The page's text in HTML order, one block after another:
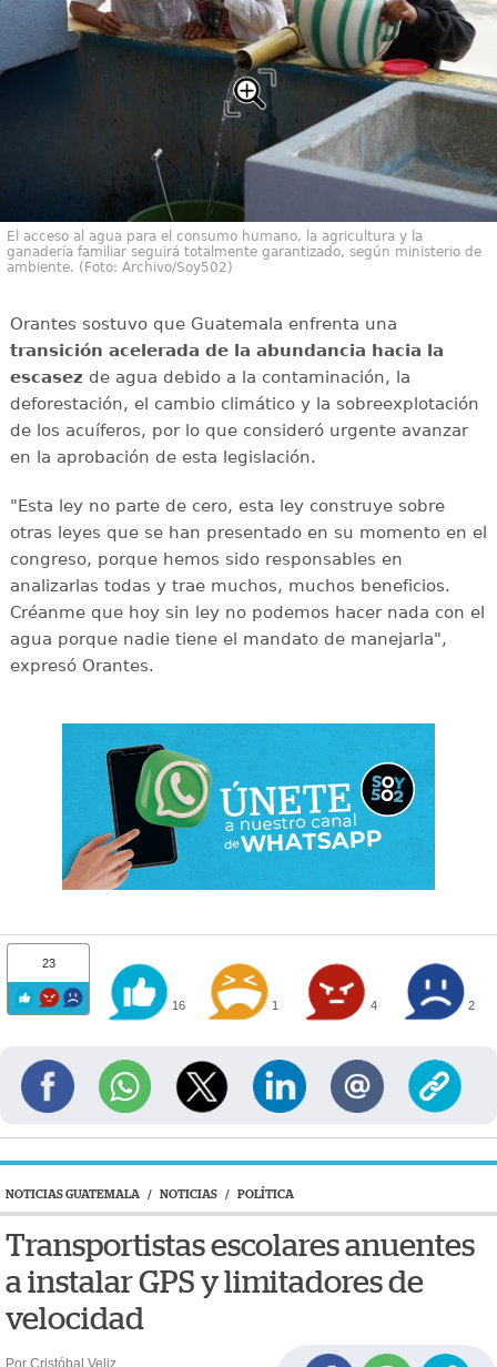
El acceso al agua para el consumo humano, la agricultura y la
ganadería familiar seguirá totalmente garantizado, según ministerio de
ambiente. (Foto: Archivo/Soy502)
Orantes sostuvo que Guatemala enfrenta una
transición acelerada de la abundancia hacia la
escasez de agua debido a la contaminación, la
deforestación, el cambio climático y la sobreexplotación
de los acuíferos, por lo que consideró urgente avanzar
en la aprobación de esta legislación.
"Esta ley no parte de cero, esta ley construye sobre
otras leyes que se han presentado en su momento en el
congreso, porque hemos sido responsables en
analizarlas todas y trae muchos, muchos beneficios.
Créanme que hoy sin ley no podemos hacer nada con el
agua porque nadie tiene el mandato de manejarla",
expresó Orantes.
23
16 1 4 2
NOTICIAS GUATEMALA / NOTICIAS / POLÍTICA
Transportistas escolares anuentes
a instalar GPS y limitadores de
velocidad
Por Cristóbal Veliz